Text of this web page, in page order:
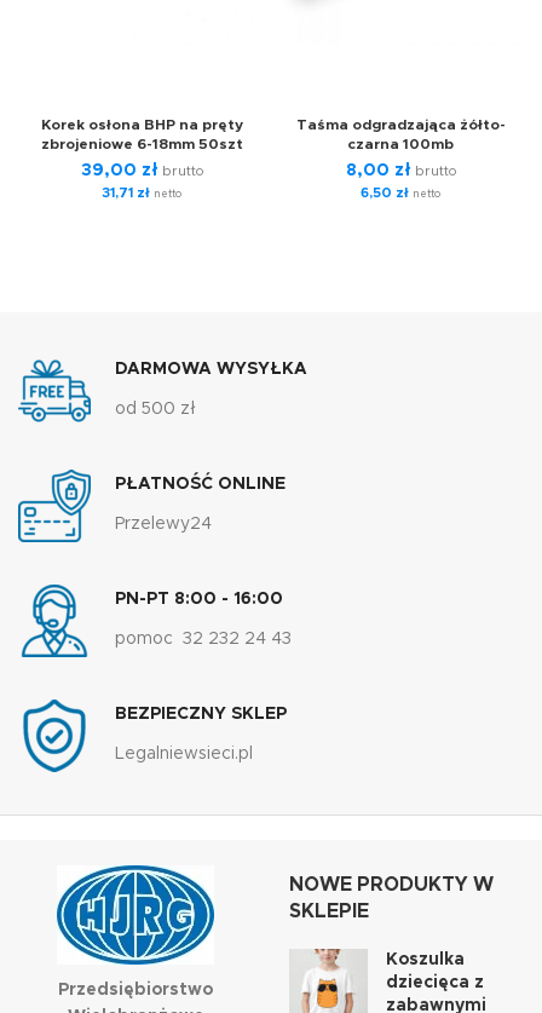
Korek osłona BHP na pręty
zbrojeniowe 6-18mm 50szt
39,00 zł brutto
31,71 zł netto
Taśma odgradzająca żółto-
czarna 100mb
8,00 zł brutto
6,50 zł netto
DARMOWA WYSYŁKA
od 500 zł
PŁATNOŚĆ ONLINE
Przelewy24
PN-PT 8:00 - 16:00
pomoc 32 232 24 43
BEZPIECZNY SKLEP
Legalniewsieci.pl
Przedsiębiorstwo
NOWE PRODUKTY W
SKLEPIE
Koszulka
dziecięca z
zabawnymi